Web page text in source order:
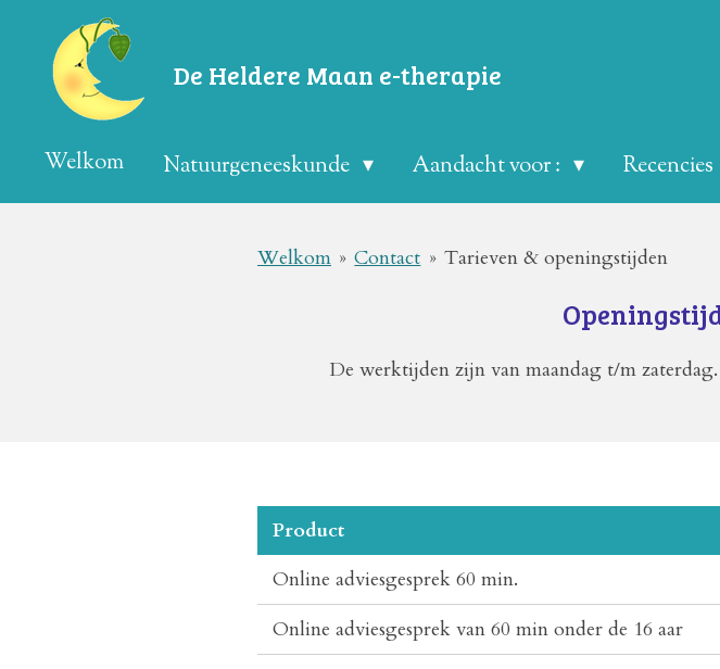
direct
hoofdinhoud
De Heldere Maan e-therapie
Welkom Natuurgeneeskunde Aandacht voor : Recencies
Welkom » Contact » Tarieven & openingstijden
De werktijden zijn van maandag t/m
Product
Online adviesgesprek 60 min.
Online adviesgesprek van 60 min onder de 16 aar